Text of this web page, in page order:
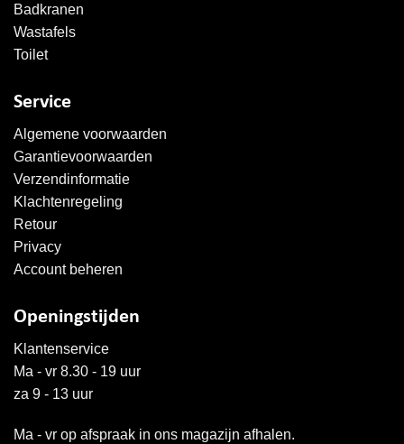
Badkranen
Wastafels
Toilet
Service
Algemene voorwaarden
Garantievoorwaarden
Verzendinformatie
Klachtenregeling
Retour
Privacy
Account beheren
Openingstijden
Klantenservice
Ma - vr 8.30 - 19 uur
za 9 - 13 uur
Ma - vr op afspraak in ons magazijn afhalen.